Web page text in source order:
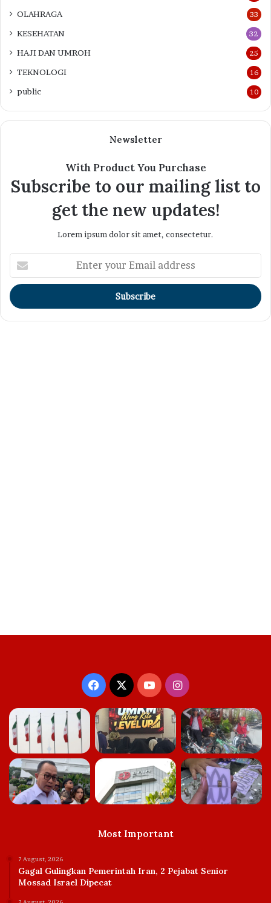
OLAHRAGA 33
KESEHATAN 32
HAJI DAN UMROH 25
TEKNOLOGI 16
public 10
Newsletter
With Product You Purchase
Subscribe to our mailing list to
get the new updates!
Lorem ipsum dolor sit amet, consectetur.
your
Email
address
Facebook
X YouTubeInstagram
Most Important
7 August, 2026
Gagal Gulingkan Pemerintah Iran, 2 Pejabat Senior
Mossad Israel Dipecat